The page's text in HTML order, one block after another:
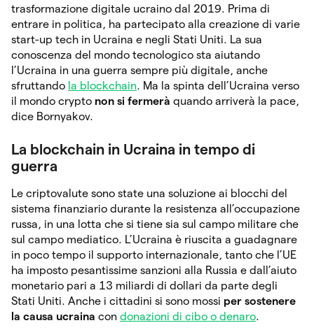
trasformazione digitale ucraino dal 2019. Prima di
entrare in politica, ha partecipato alla creazione di varie
start-up tech in Ucraina e negli Stati Uniti. La sua
conoscenza del mondo tecnologico sta aiutando
l’Ucraina in una guerra sempre più digitale, anche
sfruttando la blockchain. Ma la spinta dell’Ucraina verso
il mondo crypto non si fermerà quando arriverà la pace,
dice Bornyakov.
La blockchain in Ucraina in tempo di
guerra
Le criptovalute sono state una soluzione ai blocchi del
sistema finanziario durante la resistenza all’occupazione
russa, in una lotta che si tiene sia sul campo militare che
sul campo mediatico. L’Ucraina è riuscita a guadagnare
in poco tempo il supporto internazionale, tanto che l’UE
ha imposto pesantissime sanzioni alla Russia e dall’aiuto
monetario pari a 13 miliardi di dollari da parte degli
Stati Uniti. Anche i cittadini si sono mossi per sostenere
la causa ucraina con donazioni di cibo o denaro.